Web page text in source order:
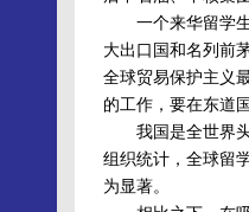
一个来华留学生
大出口国和名列前
全球贸易保护主义
的工作，要在东道
我国是全世界头
组织统计，全球留
为显著。